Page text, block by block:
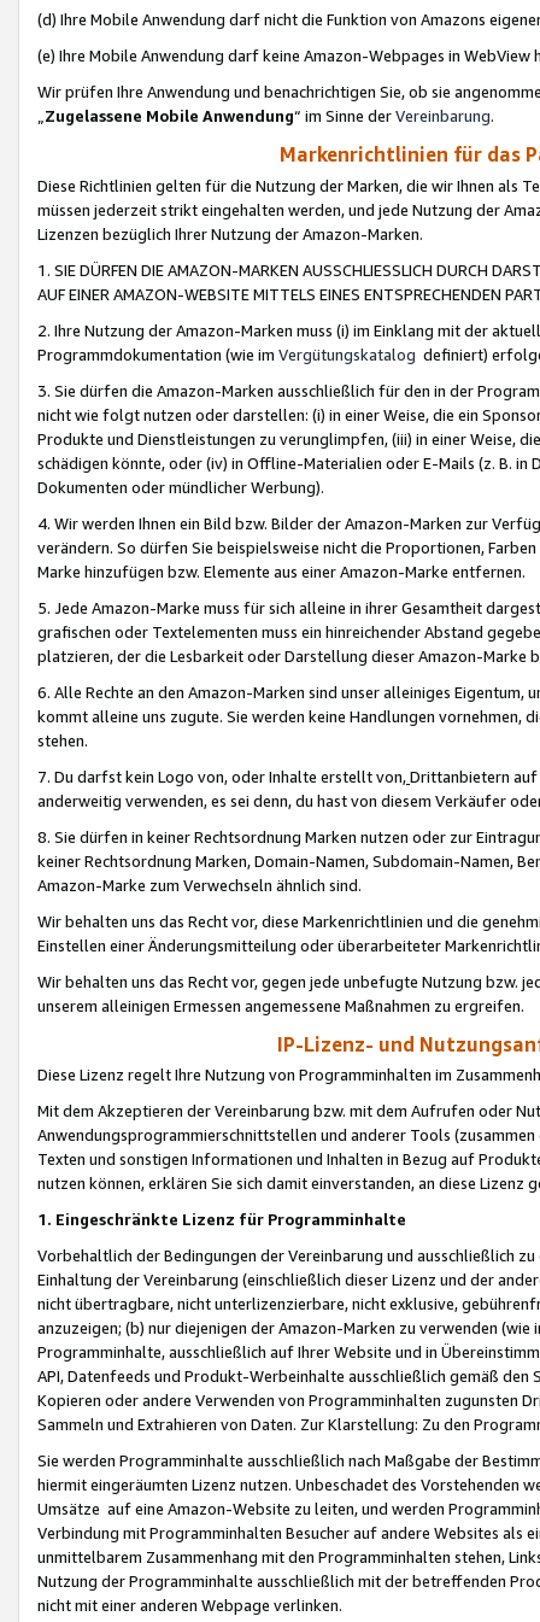
(d) Ihre Mobile Anwendung darf nicht die Funktion von Amazons
(e) Ihre Mobile Anwendung darf keine Amazon-Webpages in WebView
Wir prüfen Ihre Anwendung und benachrichtigen Sie, ob sie
„Zugelassene Mobile Anwendung“ im Sinne derVereinbarung.
Markenrichtlinien für das
Diese Richtlinien gelten für die Nutzung der Marken, die wir Ihnen als
müssen jederzeit strikt eingehalten werden, und jede Nutzung der
Lizenzen bezüglich Ihrer Nutzung der Amazon-Marken.
1. SIE DÜRFEN DIE AMAZON-MARKEN AUSSCHLIESSLICH DURCH
AUF EINER AMAZON-WEBSITE MITTELS EINES ENTSPRECHENDEN
2. Ihre Nutzung der Amazon-Marken muss (i) im Einklang mit der
Programmdokumentation (wie im Vergütungskatalog definiert)
3. Sie dürfen die Amazon-Marken ausschließlich für den in der
nicht wie folgt nutzen oder darstellen: (i) in einer Weise, die ein
Produkte und Dienstleistungen zu verunglimpfen, (iii) in einer Weise,
schädigen könnte, oder (iv) in Offline-Materialien oder E-Mails (z. B. in
Dokumenten oder mündlicher Werbung).
4. Wir werden Ihnen ein Bild bzw. Bilder der Amazon-Marken zur
verändern. So dürfen Sie beispielsweise nicht die Proportionen,
Marke hinzufügen bzw. Elemente aus einer Amazon-Marke entfernen.
5. Jede Amazon-Marke muss für sich alleine in ihrer Gesamtheit
grafischen oder Textelementen muss ein hinreichender Abstand
platzieren, der die Lesbarkeit oder Darstellung dieser Amazon-Marke
6. Alle Rechte an den Amazon-Marken sind unser alleiniges
kommt alleine uns zugute. Sie werden keine Handlungen vornehmen,
stehen.
7. Du darfst kein Logo von, oder Inhalte erstellt von,Drittanbietern auf
anderweitig verwenden, es sei denn, du hast von diesem Verkäufer
8. Sie dürfen in keiner Rechtsordnung Marken nutzen oder zur
keiner Rechtsordnung Marken, Domain-Namen, Subdomain-Namen,
Amazon-Marke zum Verwechseln ähnlich sind.
Wir behalten uns das Recht vor, diese Markenrichtlinien und die
Einstellen einer Änderungsmitteilung oder überarbeiteter
Wir behalten uns das Recht vor, gegen jede unbefugte Nutzung bzw.
unserem alleinigen Ermessen angemessene Maßnahmen zu ergreifen.
IP-Lizenz- und
Diese Lizenz regelt Ihre Nutzung von Programminhalten im
Mit dem Akzeptieren der Vereinbarung bzw. mit dem Aufrufen oder
Anwendungsprogrammierschnittstellen und anderer Tools (zusammen
Texten und sonstigen Informationen und Inhalten in Bezug auf
nutzen können, erklären Sie sich damit einverstanden, an diese Lizenz
1. Eingeschränkte Lizenz für Programminhalte
Vorbehaltlich der Bedingungen der Vereinbarung und ausschließlich
Einhaltung der Vereinbarung (einschließlich dieser Lizenz und der
nicht übertragbare, nicht unterlizenzierbare, nicht exklusive,
anzuzeigen; (b) nur diejenigen der Amazon-Marken zu verwenden
Programminhalte, ausschließlich auf Ihrer Website und in
API, Datenfeeds und Produkt-Werbeinhalte ausschließlich gemäß
Kopieren oder andere Verwenden von Programminhalten zugunsten
Sammeln und Extrahieren von Daten. Zur Klarstellung: Zu den
Sie werden Programminhalte ausschließlich nach Maßgabe der
hiermit eingeräumten Lizenz nutzen. Unbeschadet des Vorstehenden
Umsätze auf eine Amazon-Website zu leiten, und werden
Verbindung mit Programminhalten Besucher auf andere Websites als
unmittelbarem Zusammenhang mit den Programminhalten stehen,
Nutzung der Programminhalte ausschließlich mit der betreffenden
nicht mit einer anderen Webpage verlinken.